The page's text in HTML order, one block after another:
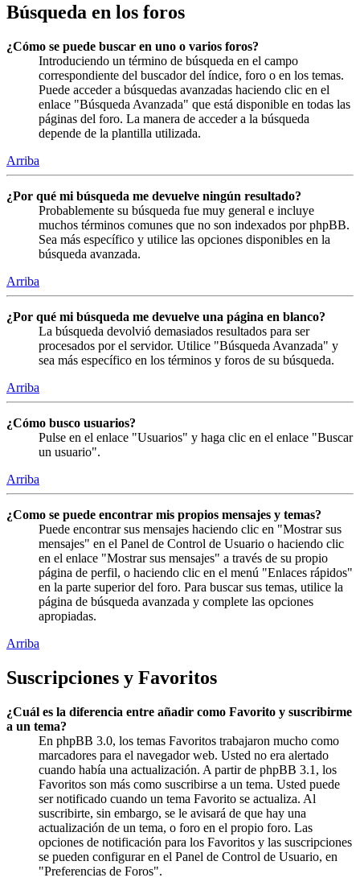
Búsqueda en los foros
¿Cómo se puede buscar en uno o varios foros?
Introduciendo un término de búsqueda en el campo
correspondiente del buscador del índice, foro o en los temas.
Puede acceder a búsquedas avanzadas haciendo clic en el
enlace "Búsqueda Avanzada" que está disponible en todas las
páginas del foro. La manera de acceder a la búsqueda
depende de la plantilla utilizada.
Arriba
¿Por qué mi búsqueda me devuelve ningún resultado?
Probablemente su búsqueda fue muy general e incluye
muchos términos comunes que no son indexados por phpBB.
Sea más específico y utilice las opciones disponibles en la
búsqueda avanzada.
Arriba
¿Por qué mi búsqueda me devuelve una página en blanco?
La búsqueda devolvió demasiados resultados para ser
procesados por el servidor. Utilice "Búsqueda Avanzada" y
sea más específico en los términos y foros de su búsqueda.
Arriba
¿Cómo busco usuarios?
Pulse en el enlace "Usuarios" y haga clic en el enlace "Buscar
un usuario".
Arriba
¿Como se puede encontrar mis propios mensajes y temas?
Puede encontrar sus mensajes haciendo clic en "Mostrar sus
mensajes" en el Panel de Control de Usuario o haciendo clic
en el enlace "Mostrar sus mensajes" a través de su propio
página de perfil, o haciendo clic en el menú "Enlaces rápidos"
en la parte superior del foro. Para buscar sus temas, utilice la
página de búsqueda avanzada y complete las opciones
apropiadas.
Arriba
Suscripciones y Favoritos
¿Cuál es la diferencia entre añadir como Favorito y suscribirme
a un tema?
En phpBB 3.0, los temas Favoritos trabajaron mucho como
marcadores para el navegador web. Usted no era alertado
cuando había una actualización. A partir de phpBB 3.1, los
Favoritos son más como suscribirse a un tema. Usted puede
ser notificado cuando un tema Favorito se actualiza. Al
suscribirte, sin embargo, se le avisará de que hay una
actualización de un tema, o foro en el propio foro. Las
opciones de notificación para los Favoritos y las suscripciones
se pueden configurar en el Panel de Control de Usuario, en
"Preferencias de Foros".